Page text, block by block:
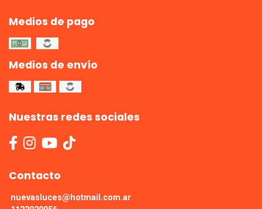
Medios de pago
Medios de envío
Nuestras redes sociales
Contacto
nuevasluces@hotmail.com.ar